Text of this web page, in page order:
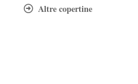
Altre copertine